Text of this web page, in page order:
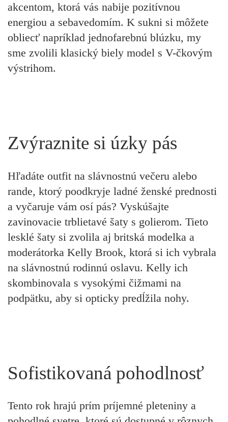
akcentom, ktorá vás nabije pozitívnou
energiou a sebavedomím. K sukni si môžete
obliecť napríklad jednofarebnú blúzku, my
sme zvolili klasický biely model s V-čkovým
výstrihom.
Zvýraznite si úzky pás
Hľadáte outfit na slávnostnú večeru alebo
rande, ktorý poodkryje ladné ženské prednosti
a vyčaruje vám osí pás? Vyskúšajte
zavinovacie trblietavé šaty s golierom. Tieto
lesklé šaty si zvolila aj britská modelka a
moderátorka Kelly Brook, ktorá si ich vybrala
na slávnostnú rodinnú oslavu. Kelly ich
skombinovala s vysokými čižmami na
podpätku, aby si opticky predĺžila nohy.
Sofistikovaná pohodlnosť
Tento rok hrajú prím príjemné pleteniny a